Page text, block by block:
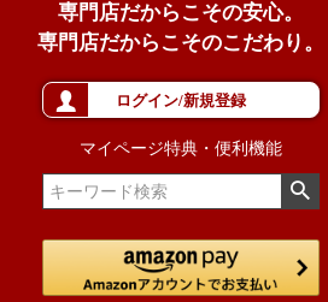
専門店だからこその安心。
専門店だからこそのこだわり。
ログイン/新規登録
マイページ特典・便利機能